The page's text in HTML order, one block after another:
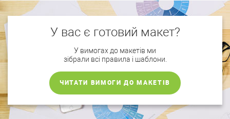
У вас є готовий макет?
У вимогах до макетів ми
зібрали всі правила і шаблони.
ЧИТАТИ ВИМОГИ ДО МАКЕТІВ